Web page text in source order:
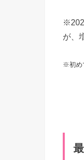
が、
※初め